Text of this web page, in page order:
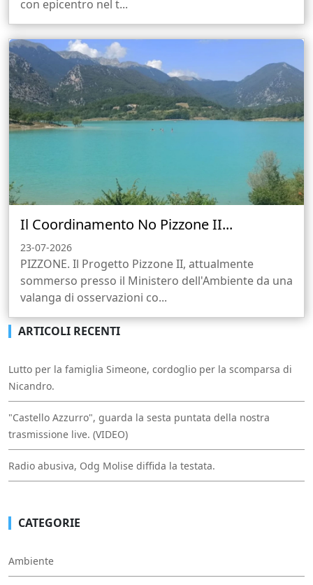
con epicentro nel t...
Il Coordinamento No Pizzone II...
23-07-2026
PIZZONE. Il Progetto Pizzone II, attualmente
sommerso presso il Ministero dell'Ambiente da una
valanga di osservazioni co...
ARTICOLI RECENTI
Lutto per la famiglia Simeone, cordoglio per la scomparsa di
Nicandro.
"Castello Azzurro", guarda la sesta puntata della nostra
trasmissione live. (VIDEO)
Radio abusiva, Odg Molise diffida la testata.
CATEGORIE
Ambiente